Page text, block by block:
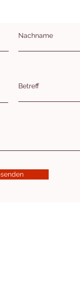
Nachname
Betreff